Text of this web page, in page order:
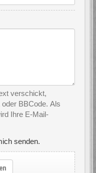
verschickt,
BBCode. Als
Ihre E-Mail-
senden.